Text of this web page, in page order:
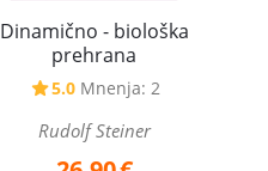
Dinamično - biološka
prehrana
5.0 Mnenja: 2
Rudolf Steiner